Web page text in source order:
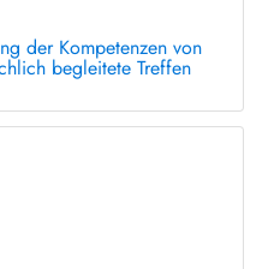
der Kompetenzen von
begleitete Treffen